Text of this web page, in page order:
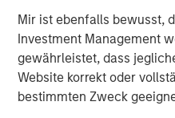
Mir ist ebenfalls bewusst,
Investment Management
gewährleistet, dass
Website korrekt oder
bestimmten Zweck
the effort to minutes for
Flip’s core tenet is the
layer across all
sources and rationalizing
no matter where and how it
traditional observability